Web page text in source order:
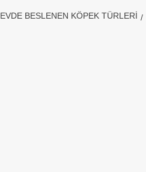
EVDE BESLENEN KÖPEK TÜRLERI